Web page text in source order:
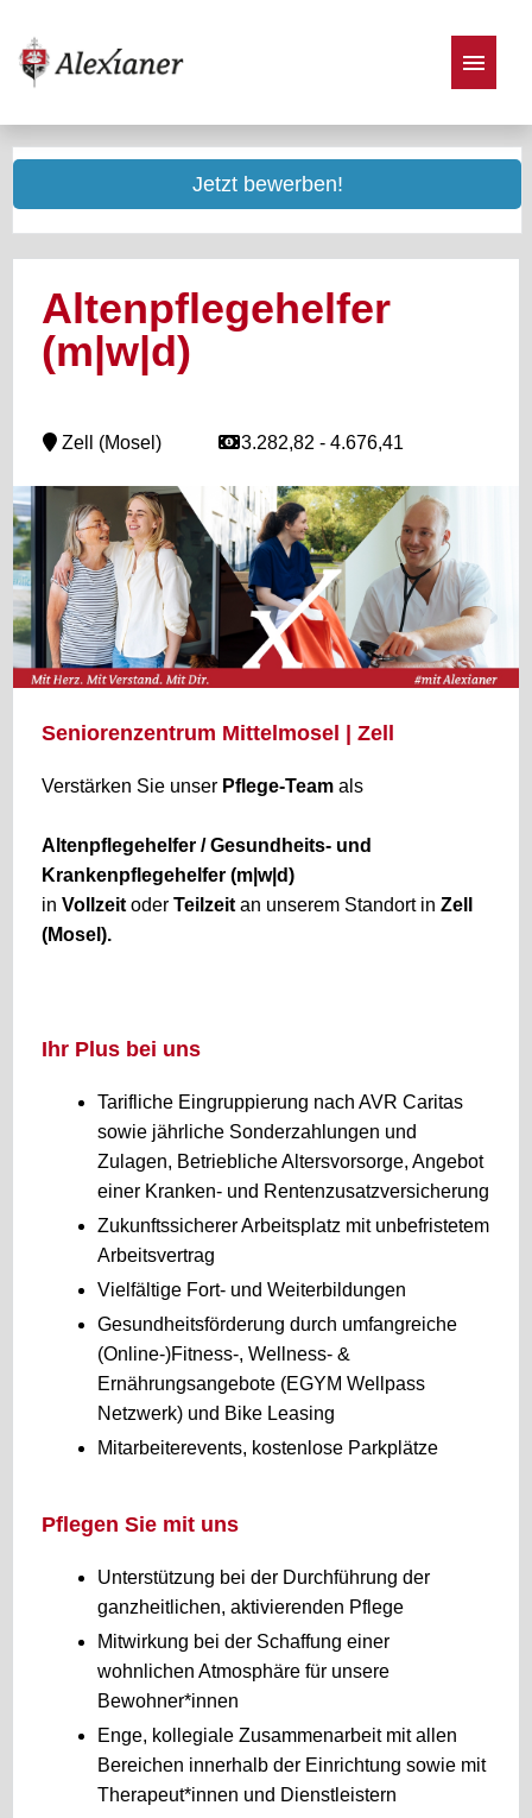
Stellenangebote
Jetzt bewerben!
Altenpflegehelfer
(m|w|d)
Zell (Mosel) 3.282,82 - 4.676,41
Seniorenzentrum Mittelmosel | Zell
Verstärken Sie unser Pflege-Team als
Altenpflegehelfer / Gesundheits- und
Krankenpflegehelfer (m|w|d)
in Vollzeit oder Teilzeit an unserem Standort in Zell
(Mosel).
Ihr Plus bei uns
Tarifliche Eingruppierung nach AVR Caritas
sowie jährliche Sonderzahlungen und
Zulagen, Betriebliche Altersvorsorge, Angebot
einer Kranken- und Rentenzusatzversicherung
Zukunftssicherer Arbeitsplatz mit unbefristetem
Arbeitsvertrag
Vielfältige Fort- und Weiterbildungen
Gesundheitsförderung durch umfangreiche
(Online-)Fitness-, Wellness- &
Ernährungsangebote (EGYM Wellpass
Netzwerk) und Bike Leasing
Mitarbeiterevents, kostenlose Parkplätze
Pflegen Sie mit uns
Unterstützung bei der Durchführung der
ganzheitlichen, aktivierenden Pflege
Mitwirkung bei der Schaffung einer
wohnlichen Atmosphäre für unsere
Bewohner*innen
Enge, kollegiale Zusammenarbeit mit allen
Bereichen innerhalb der Einrichtung sowie mit
Therapeut*innen und Dienstleistern